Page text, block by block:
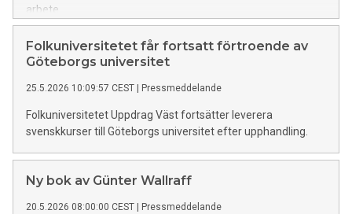
arbete.
Folkuniversitetet får fortsatt förtroende av
Göteborgs universitet
25.5.2026 10:09:57 CEST | Pressmeddelande
Folkuniversitetet Uppdrag Väst fortsätter leverera
svenskkurser till Göteborgs universitet efter upphandling.
Ny bok av Günter Wallraff
20.5.2026 08:00:00 CEST | Pressmeddelande